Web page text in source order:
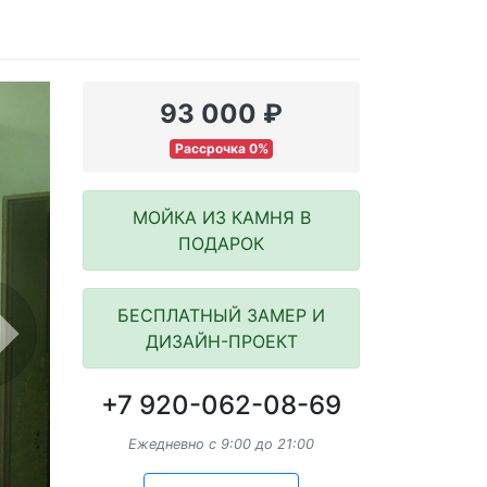
93 000 ₽
Рассрочка 0%
МОЙКА ИЗ КАМНЯ В
ПОДАРОК
БЕСПЛАТНЫЙ ЗАМЕР И
ДИЗАЙН-ПРОЕКТ
+7 920-062-08-69
Ежедневно с 9:00 до 21:00